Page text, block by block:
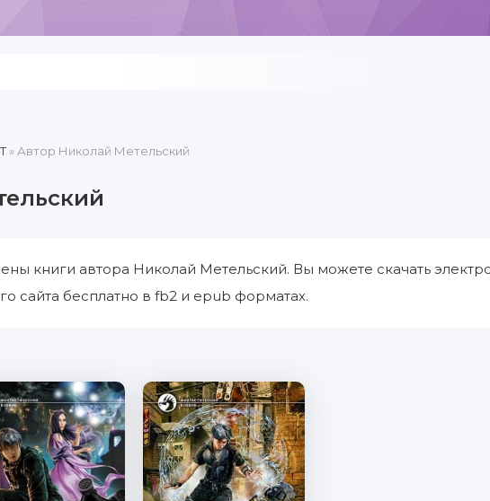
» Автор Николай Метельский
книги автора Николай Метельский. Вы можете скачать
сайта бесплатно в fb2 и epub форматах.